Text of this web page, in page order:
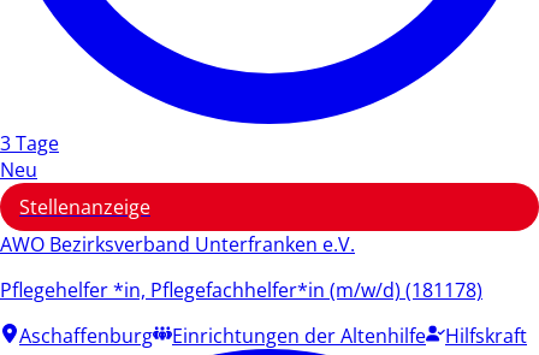
3 Tage
Neu
Stellenanzeige
AWO Bezirksverband Unterfranken e.V.
Pflegehelfer *in, Pflegefachhelfer*in (m/w/d) (181178)
Aschaffenburg
Einrichtungen der Altenhilfe Hilfskraft